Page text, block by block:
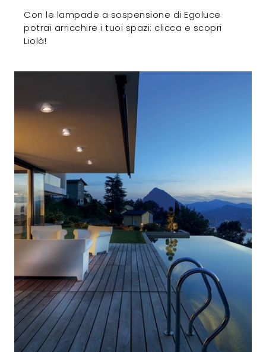
Con le lampade a sospensione di Egoluce
potrai arricchire i tuoi spazi: clicca e scopri
Liolà!